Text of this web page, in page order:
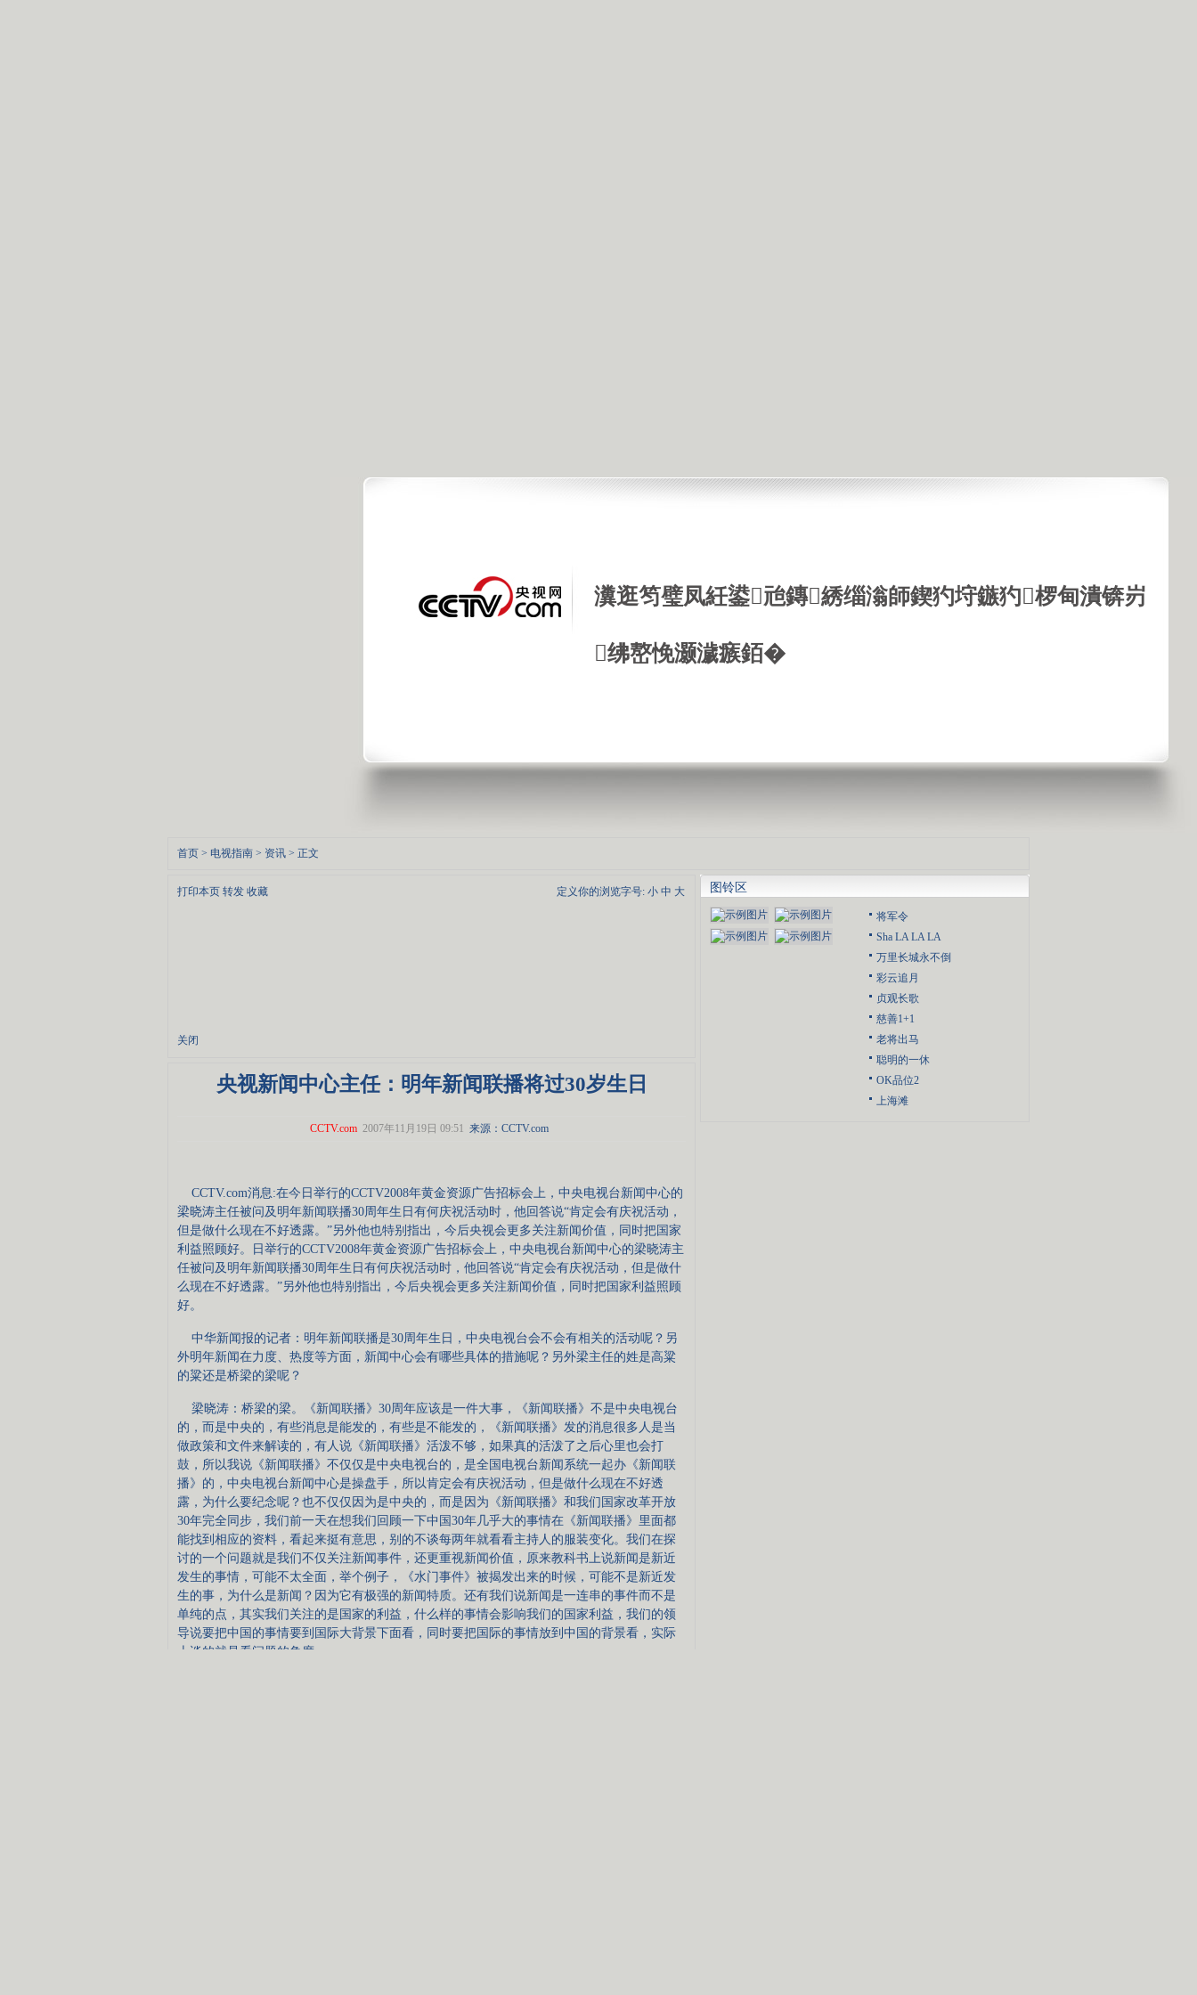
瀵逛笉璧凤紝鍙兘鏄綉缁滃師鍥犳垨鏃犳椤甸潰锛岃
绋嶅悗灏濊瘯銆�
首页 > 电视指南 > 资讯 > 正文
打印本页 转发 收藏
关闭
定义你的浏览字号: 小 中 大
央视新闻中心主任：明年新闻联播将过30岁生日
CCTV.com 2007年11月19日 09:51 来源： CCTV.com
CCTV.com消息:在今日举行的CCTV2008年黄金资源广告招标会上，中央电视台新闻中心的
梁晓涛主任被问及明年新闻联播30周年生日有何庆祝活动时，他回答说“肯定会有庆祝活动，
但是做什么现在不好透露。”另外他也特别指出，今后央视会更多关注新闻价值，同时把国家
利益照顾好。日举行的CCTV2008年黄金资源广告招标会上，中央电视台新闻中心的梁晓涛主
任被问及明年新闻联播30周年生日有何庆祝活动时，他回答说“肯定会有庆祝活动，但是做什
么现在不好透露。”另外他也特别指出，今后央视会更多关注新闻价值，同时把国家利益照顾
好。
中华新闻报的记者：明年新闻联播是30周年生日，中央电视台会不会有相关的活动呢？另
外明年新闻在力度、热度等方面，新闻中心会有哪些具体的措施呢？另外梁主任的姓是高粱
的粱还是桥梁的梁呢？
梁晓涛：桥梁的梁。《新闻联播》30周年应该是一件大事，《新闻联播》不是中央电视台
的，而是中央的，有些消息是能发的，有些是不能发的，《新闻联播》发的消息很多人是当
做政策和文件来解读的，有人说《新闻联播》活泼不够，如果真的活泼了之后心里也会打
鼓，所以我说《新闻联播》不仅仅是中央电视台的，是全国电视台新闻系统一起办《新闻联
播》的，中央电视台新闻中心是操盘手，所以肯定会有庆祝活动，但是做什么现在不好透
露，为什么要纪念呢？也不仅仅因为是中央的，而是因为《新闻联播》和我们国家改革开放
30年完全同步，我们前一天在想我们回顾一下中国30年几乎大的事情在《新闻联播》里面都
能找到相应的资料，看起来挺有意思，别的不谈每两年就看看主持人的服装变化。我们在探
讨的一个问题就是我们不仅关注新闻事件，还更重视新闻价值，原来教科书上说新闻是新近
发生的事情，可能不太全面，举个例子，《水门事件》被揭发出来的时候，可能不是新近发
生的事，为什么是新闻？因为它有极强的新闻特质。还有我们说新闻是一连串的事件而不是
单纯的点，其实我们关注的是国家的利益，什么样的事情会影响我们的国家利益，我们的领
导说要把中国的事情要到国际大背景下面看，同时要把国际的事情放到中国的背景看，实际
上谈的就是看问题的角度。
图铃区
将军令
Sha LA LA LA
万里长城永不倒
彩云追月
贞观长歌
慈善1+1
老将出马
聪明的一休
OK品位2
上海滩